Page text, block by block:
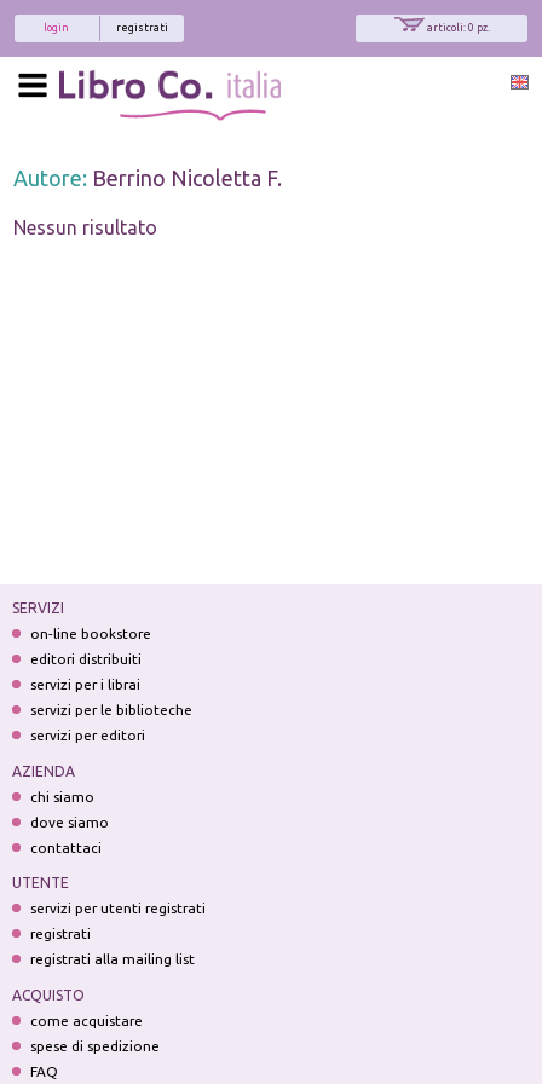
articoli: 0 pz.
registrati
login
Autore: Berrino Nicoletta F.
Nessun risultato
SERVIZI
on-line bookstore
editori distribuiti
servizi per i librai
servizi per le biblioteche
servizi per editori
AZIENDA
chi siamo
dove siamo
contattaci
UTENTE
servizi per utenti registrati
registrati
registrati alla mailing list
ACQUISTO
come acquistare
spese di spedizione
FAQ